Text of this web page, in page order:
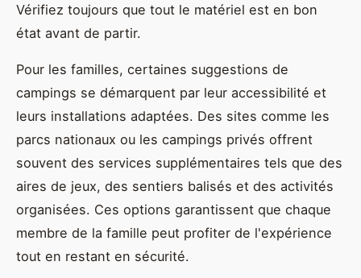
Vérifiez toujours que tout le matériel est en bon
état avant de partir.
Pour les familles, certaines suggestions de
campings se démarquent par leur accessibilité et
leurs installations adaptées. Des sites comme les
parcs nationaux ou les campings privés offrent
souvent des services supplémentaires tels que des
aires de jeux, des sentiers balisés et des activités
organisées. Ces options garantissent que chaque
membre de la famille peut profiter de l'expérience
tout en restant en sécurité.